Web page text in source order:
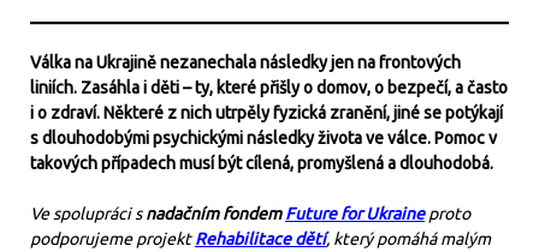
Válka na Ukrajině nezanechala následky jen na frontových
liniích. Zasáhla i děti – ty, které přišly o domov, o bezpečí, a často
i o zdraví. Některé z nich utrpěly fyzická zranění, jiné se potýkají
s dlouhodobými psychickými následky života ve válce. Pomoc v
takových případech musí být cílená, promyšlená a dlouhodobá.
Ve spolupráci snadačním fondemFuture for Ukraineproto
podporujeme projektRehabilitace dětí, který pomáhá malým